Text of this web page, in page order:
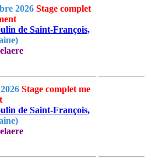
2026 Stage complet
de Saint-François,
Stage complet me
de Saint-François,